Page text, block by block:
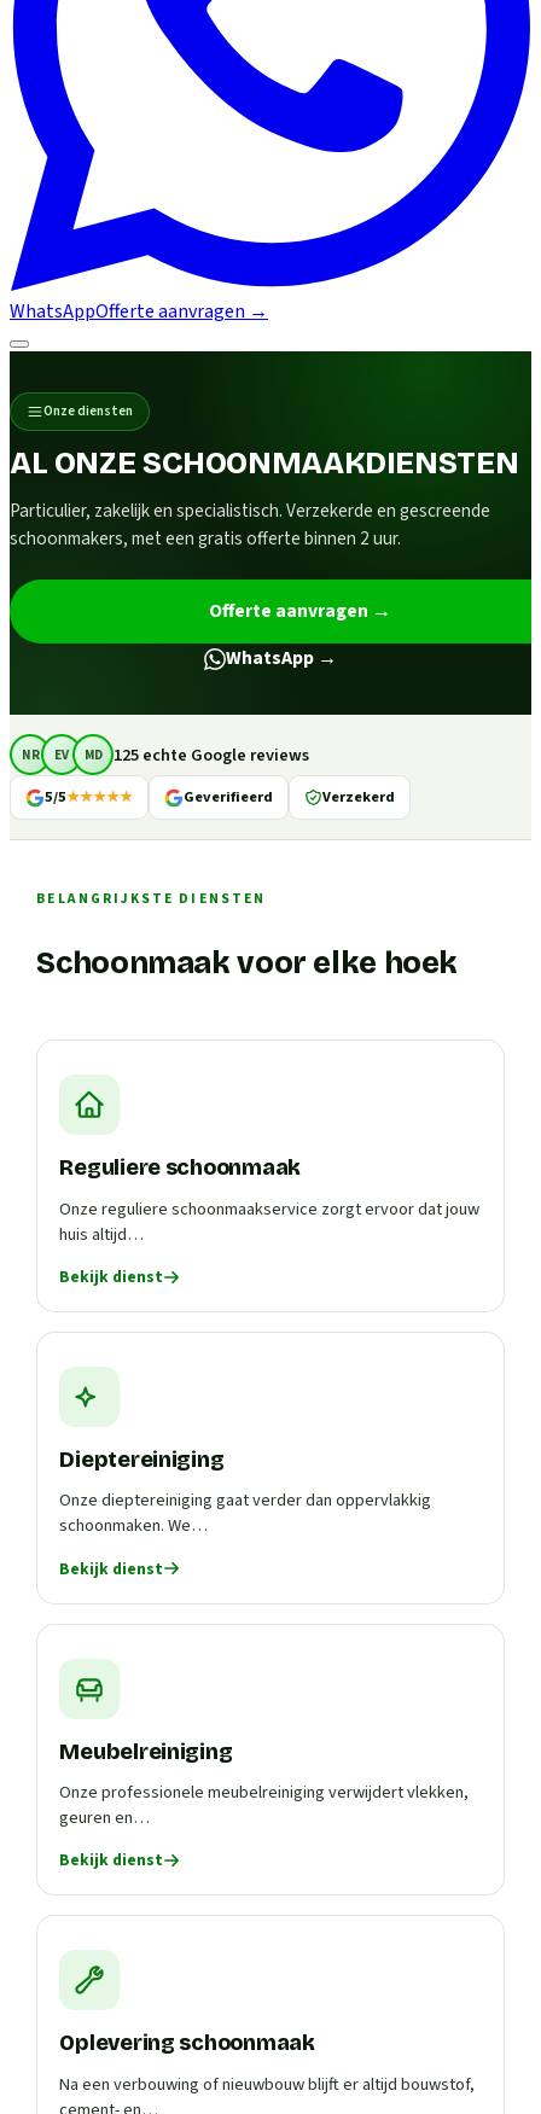
WhatsAppOfferte aanvragen →
Onze diensten
AL ONZE SCHOONMAAKDIENSTEN
Particulier, zakelijk en specialistisch. Verzekerde en gescreende
schoonmakers, met een gratis offerte binnen 2 uur.
Offerte aanvragen →
WhatsApp →
NR EV MD 125 echte Google reviews
5/5★★★★★ Geverifieerd Verzekerd
BELANGRIJKSTE DIENSTEN
Schoonmaak voor elke hoek
Reguliere schoonmaak
Onze reguliere schoonmaakservice zorgt ervoor dat jouw
huis altijd…
Bekijk dienst
Dieptereiniging
Onze dieptereiniging gaat verder dan oppervlakkig
schoonmaken. We…
Bekijk dienst
Meubelreiniging
Onze professionele meubelreiniging verwijdert vlekken,
geuren en…
Bekijk dienst
Oplevering schoonmaak
Na een verbouwing of nieuwbouw blijft er altijd bouwstof,